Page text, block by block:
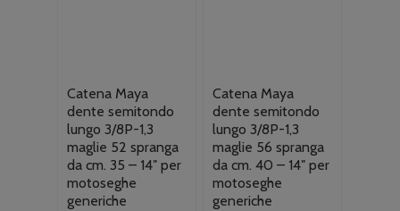
Catena Maya
dente semitondo
lungo 3/8P-1,3
maglie 52 spranga
da cm. 35 – 14″ per
motoseghe
generiche
Catena Maya
dente semitondo
lungo 3/8P-1,3
maglie 56 spranga
da cm. 40 – 14″ per
motoseghe
generiche